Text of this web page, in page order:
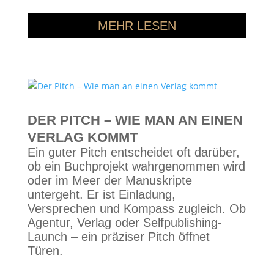
MEHR LESEN
DER PITCH – WIE MAN AN EINEN
VERLAG KOMMT
Ein guter Pitch entscheidet oft darüber,
ob ein Buchprojekt wahrgenommen wird
oder im Meer der Manuskripte
untergeht. Er ist Einladung,
Versprechen und Kompass zugleich. Ob
Agentur, Verlag oder Selfpublishing-
Launch – ein präziser Pitch öffnet
Türen.